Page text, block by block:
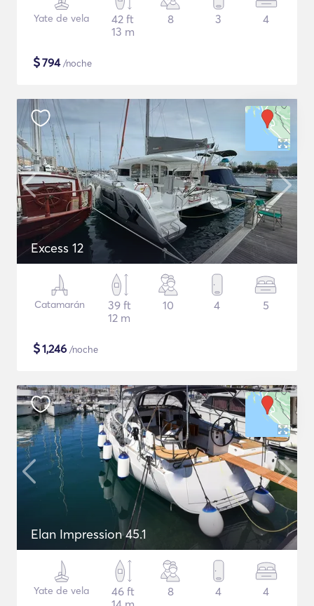
Yate de vela
42 ft
13 m
8 3 4
$794/noche
Excess 12
Catamarán
39 ft
12 m
10 4 5
$1,246 /noche
Elan Impression 45.1
Yate de vela
46 ft
8 4 4